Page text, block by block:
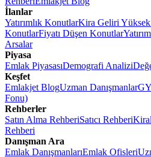
İlanlar
Yatırımlık KonutlarKira Geliri
KonutlarFiyatı Düşen Konutlar
Arsalar
Piyasa
Emlak PiyasasıDemografi Analizi
Keşfet
Emlakjet BlogUzman Danışmanlar
Fonu)
Rehberler
Satın Alma RehberiSatıcı Rehberi
Rehberi
Danışman Ara
Emlak DanışmanlarıEmlak Ofisleri